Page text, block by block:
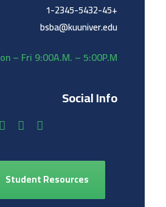
+1-2345-5432-45
bsba@kuuniver.edu
– Fri 9:00A.M. – 5:00P.M.
Social Info
Student Resources